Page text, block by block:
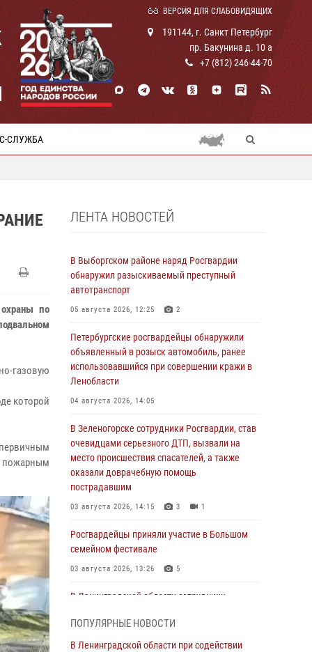
ВЕРСИЯ ДЛЯ СЛАБОВИДЯЩИХ
191144, г. Санкт Петербург
пр. Бакунина д. 10 а
+7 (812) 246-44-70
СЛУЖБА
по
газовую
которой
ЛЕНТА НОВОСТЕЙ
В Выборгском районе наряд Росгвардии
обнаружил разыскиваемый преступный
автотранспорт
05 августа 2026, 12:25 2
Петербургские росгвардейцы обнаружили
объявленный в розыск автомобиль, ранее
использовавшийся при совершении кражи в
Ленобласти
04 августа 2026, 14:05
В Зеленогорске сотрудники Росгвардии, став
очевидцами серьезного ДТП, вызвали на
место происшествия спасателей, а также
оказали доврачебную помощь
пострадавшим
03 августа 2026, 14:15 3 1
Росгвардейцы приняли участие в Большом
семейном фестивале
03 августа 2026, 13:26 5
В Ленинградской области сотрудники
мальчика с нарушением слуха и помогли ему
вернуться домой
ПОПУЛЯРНЫЕ НОВОСТИ
В Ленинградской области при содействии